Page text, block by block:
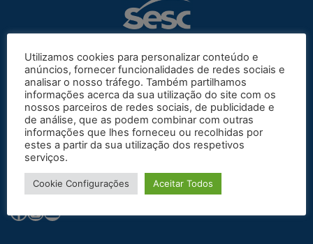
© 2026 Todos os direitos reservados.
Desenvolvido por Alquimídia
Fale com oSesc
0800 645 5454 | (48) 3251 4627
faleconosco@sesc-sc.com.br
Facebook
Instagram
Youtube
Utilizamos cookies para personalizar conteúdo e
anúncios, fornecer funcionalidades de redes sociais e
analisar o nosso tráfego. Também partilhamos
informações acerca da sua utilização do site com os
nossos parceiros de redes sociais, de publicidade e
de análise, que as podem combinar com outras
informações que lhes forneceu ou recolhidas por
estes a partir da sua utilização dos respetivos
serviços.
Cookie Configurações Aceitar Todos